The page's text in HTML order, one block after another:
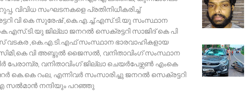
വിവിധ സംഘടനകളെ പ്രതിനിധീകരിച്ച്
വി കെ സുരേഷ് ,കെ.എ.ച്ച്.എസ്.ടി.യു സംസ്ഥാന
ജില്ലാ ജനറൽ സെക്രട്ടറി സാജിദ് കെ പി
,കെ.എ.ടി.എഫ് സംസ്ഥാന ഭാരവാഹികളായ
വി അബ്ദുൽ ജൈസൽ, വനിതാവിംഗ് സംസ്ഥാന
പേരാമ്പ്ര, വനിതാവിംഗ് ജില്ലാ ചെയർപേഴ്സൺ എംകെ
കെ.കെ റംല, എന്നിവർ സംസാരിച്ചു ജനറൽ സെക്രട്ടറി
സൽമാൻ നന്ദിയും പറഞ്ഞു